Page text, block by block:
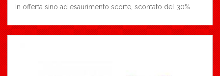
In offerta sino ad esaurimento scorte, scontato del 30%...